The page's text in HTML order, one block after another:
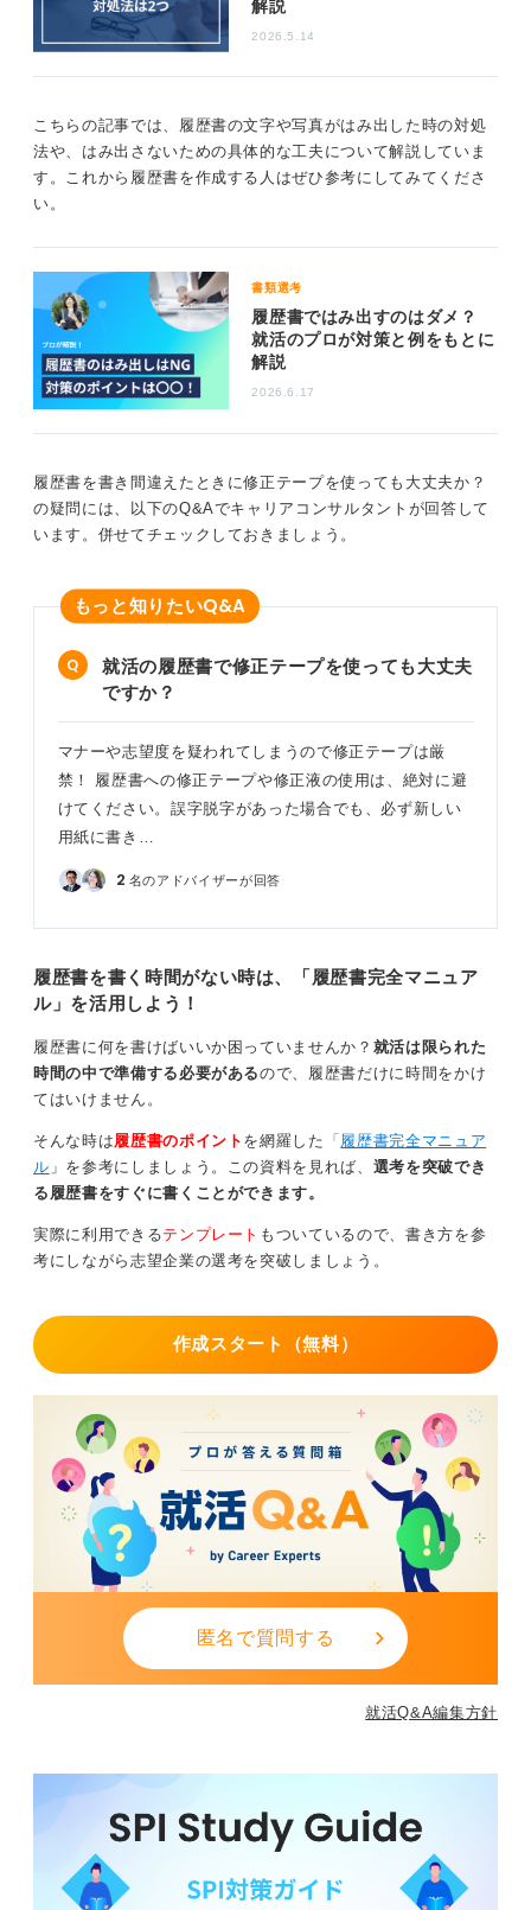
こうした手間を惜しまず完遂する粘り強さが、ビジネス
てください。 細部へのこだわりが、採用担当者にこの人
なら安心して任せられるという確信を与え、キャリア形
成の第一歩となります。
解説
2026.5.14
こちらの記事では、履歴書の文字や写真がはみ出した時の対処
法や、はみ出さないための具体的な工夫について解説していま
す。これから履歴書を作成する人はぜひ参考にしてみてくださ
い。
書類選考
履歴書ではみ出すのはダメ？
就活のプロが対策と例をもとに
解説
2026.6.17
履歴書を書き間違えたときに修正テープを使っても大丈夫か？
の疑問には、以下のQ&Aでキャリアコンサルタントが回答して
います。併せてチェックしておきましょう。
もっと知りたいQ&A
就活の履歴書で修正テープを使っても大丈夫
ですか？
マナーや志望度を疑われてしまうので修正テープは厳
禁！ 履歴書への修正テープや修正液の使用は、絶対に避
けてください。誤字脱字があった場合でも、必ず新しい
用紙に書き…
2 名のアドバイザーが回答
履歴書を書く時間がない時は、「履歴書完全マニュア
ル」を活用しよう！
履歴書に何を書けばいいか困っていませんか？ 就活は限られた
時間の中で準備する必要があるので、履歴書だけに時間をかけ
てはいけません。
そんな時は履歴書のポイント を網羅した 「 履歴書完全マニュア
ル 」を参考にしましょう。この資料を見れば、 選考を突破でき
る履歴書をすぐに書くことができます。
実際に利用できるテンプレート もついているので、書き方を参
考にしながら志望企業の選考を突破しましょう。
作成スタート（無料）
匿名で質問する
就活Q&A編集方針